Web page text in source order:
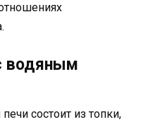
водяным
состоит из топки,